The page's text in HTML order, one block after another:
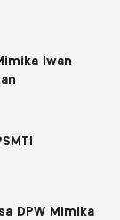
Iwan
DPW Mimika